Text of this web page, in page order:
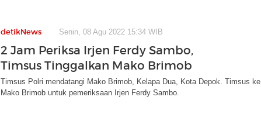
detikNews Senin, 08 Agu 2022 15:34 WIB
2 Jam Periksa Irjen Ferdy Sambo,
Timsus Tinggalkan Mako Brimob
Timsus Polri mendatangi Mako Brimob, Kelapa Dua, Kota Depok. Timsus ke
Mako Brimob untuk pemeriksaan Irjen Ferdy Sambo.